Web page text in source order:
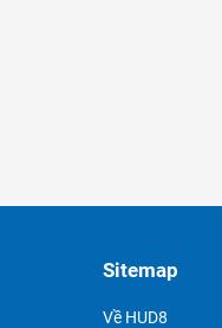
Sitemap
Về HUD8